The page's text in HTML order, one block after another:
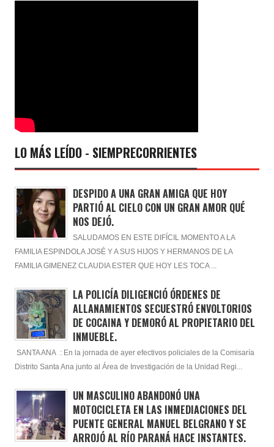
LO MÁS LEÍDO - SIEMPRECORRIENTES
DESPIDO A UNA GRAN AMIGA QUE HOY
PARTIÓ AL CIELO CON UN GRAN AMOR QUÉ
NOS DEJÓ.
SALUDAMOS EN ESTE DIFÍCIL MOMENTO A LA
FAMILIA ESPINDOLA JOSÉ Y A SUS HIJOS Y HERMANOS DE LA
FAMILIA GIMENEZ CLAUDIA ESTER QUE HOY LES TOCA ...
LA POLICÍA DILIGENCIÓ ÓRDENES DE
ALLANAMIENTOS SECUESTRÓ ENVOLTORIOS
DE COCAINA Y DEMORÓ AL PROPIETARIO DEL
INMUEBLE.
SANTA ANA : En la jornada de ayer efectivos policiales de la Comisaría
Distrito Santa Ana junto al Área de Investigación de la Unidad Regi...
UN MASCULINO ABANDONÓ UNA
MOTOCICLETA EN LAS INMEDIACIONES DEL
PUENTE GENERAL MANUEL BELGRANO Y SE
ARROJÓ AL RÍO PARANÁ HACE INSTANTES.